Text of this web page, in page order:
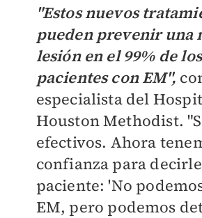
"Estos nuevos
pueden prevenir una
lesión en el 99% de los
pacientes con EM",
especialista del
Houston Methodist.
efectivos. Ahora
confianza para
paciente: 'No
EM, pero podemos